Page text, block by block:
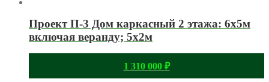
Проект П-3 Дом каркасный 2 этажа: 6х5м
включая веранду; 5х2м
1 310 000 ₽